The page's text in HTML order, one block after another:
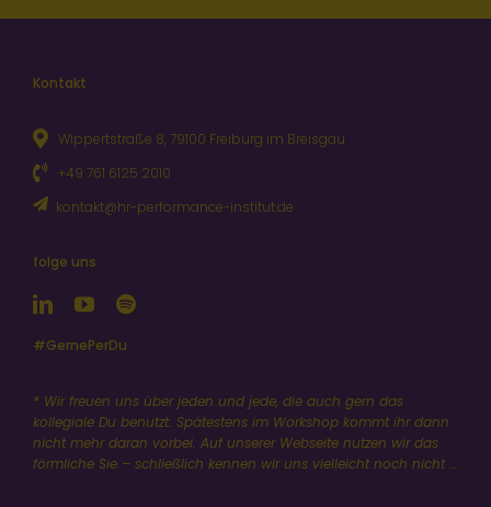
Kontakt
Wippertstraße 8, 79100 Freiburg im Breisgau
+49 761 6125 2010
kontakt@hr-performance-institut.de
folge uns
#GernePerDu
* Wir freuen uns über jeden und jede, die auch gern das
kollegiale Du benutzt. Spätestens im Workshop kommt ihr dann
nicht mehr daran vorbei. Auf unserer Webseite nutzen wir das
förmliche Sie – schließlich kennen wir uns vielleicht noch nicht …